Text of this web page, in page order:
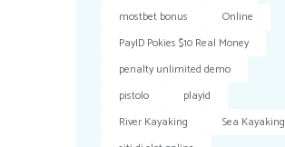
mostbet bonus
Online
PayID Pokies $10 Real Money
penalty unlimited demo
pistolo
playid
River Kayaking
Sea Kayaking